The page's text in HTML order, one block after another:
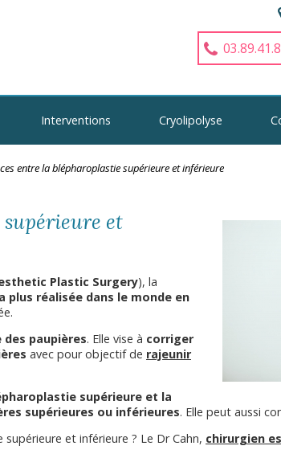
Interventions Cryolipolyse
entre la blépharoplastie supérieure et inférieure
et
Plastic Surgery), la
réalisée dans le monde en
paupières. Elle vise à corriger
avec pour objectif de rajeunir
supérieure et la
supérieures ou inférieures. Elle peut aussi
et inférieure ? Le Dr Cahn, chirurgien